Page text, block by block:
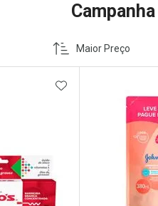
Maior Preço
ADICIONAR AOS